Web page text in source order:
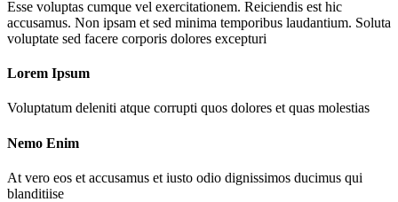
Esse voluptas cumque vel exercitationem. Reiciendis est hic
accusamus. Non ipsam et sed minima temporibus laudantium. Soluta
voluptate sed facere corporis dolores excepturi
Lorem Ipsum
Voluptatum deleniti atque corrupti quos dolores et quas molestias
Nemo Enim
At vero eos et accusamus et iusto odio dignissimos ducimus qui
blanditiise